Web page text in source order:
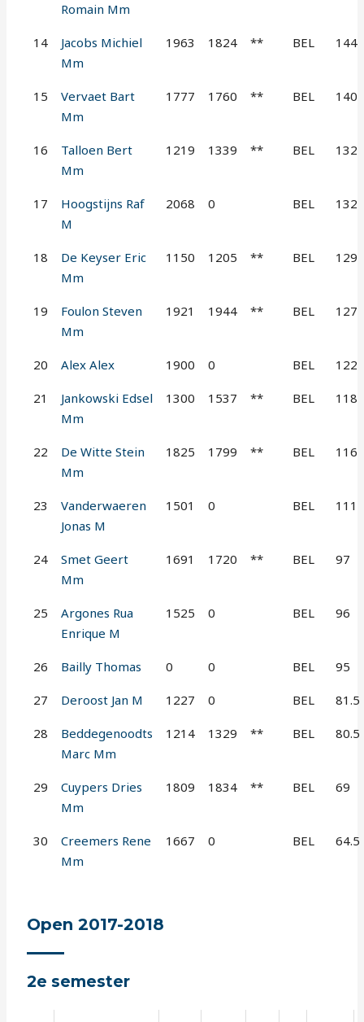
Romain Mm
14
Jacobs Michiel
Mm
1963 1824 ** BEL 144
15
Vervaet Bart
Mm
1777 1760 ** BEL 140
16
Talloen Bert
Mm
1219 1339 ** BEL 132
17
Hoogstijns Raf
M
2068 0 BEL 132
18
De Keyser Eric
Mm
1150 1205 ** BEL 129
19
Foulon Steven
Mm
1921 1944 ** BEL 127
20 Alex Alex 1900 0 BEL 122
21
Jankowski Edsel
Mm
1300 1537 ** BEL 118
22
De Witte Stein
Mm
1825 1799 ** BEL 116
23
Vanderwaeren
Jonas M
1501 0 BEL 111
24
Smet Geert
Mm
1691 1720 ** BEL 97
25
Argones Rua
Enrique M
1525 0 BEL 96
26 Bailly Thomas 0 0 BEL 95
27 Deroost Jan M 1227 0 BEL 81.5
28
Beddegenoodts
Marc Mm
1214 1329 ** BEL 80.5
29
Cuypers Dries
Mm
1809 1834 ** BEL 69
30
Creemers Rene
Mm
1667 0 BEL 64.5
Open 2017-2018
2e semester